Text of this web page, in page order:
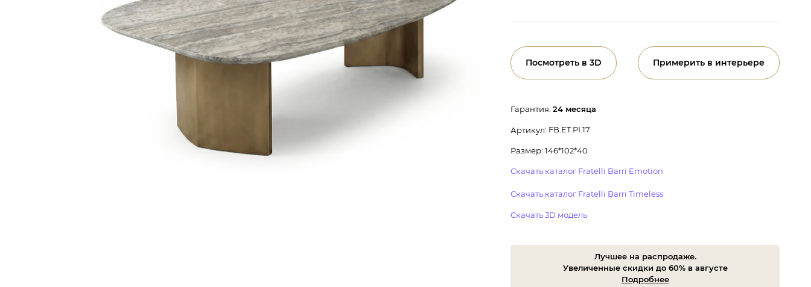
Посмотреть в 3D Примерить в интерьере
Гарантия: 24 месяца
Артикул: FB.ET.PI.17
Размер: 146*102*40
Скачать каталог Fratelli Barri Emotion
Скачать каталог Fratelli Barri Timeless
Скачать 3D модель
Лучшее на распродаже.
Увеличенные скидки до 60% в августе
Подробнее